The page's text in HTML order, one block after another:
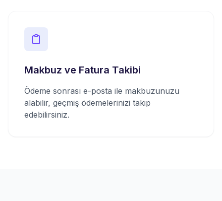
Makbuz ve Fatura Takibi
Ödeme sonrası e-posta ile makbuzunuzu
alabilir, geçmiş ödemelerinizi takip
edebilirsiniz.